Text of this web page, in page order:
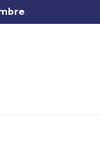
.